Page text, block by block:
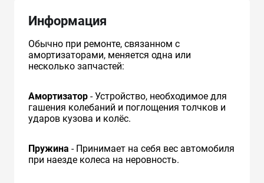
Информация
Обычно при ремонте, связанном с
амортизаторами, меняется одна или
несколько запчастей:
Амортизатор - Устройство, необходимое для
гашения колебаний и поглощения толчков и
ударов кузова и колёс.
Пружина - Принимает на себя вес автомобиля
при наезде колеса на неровность.